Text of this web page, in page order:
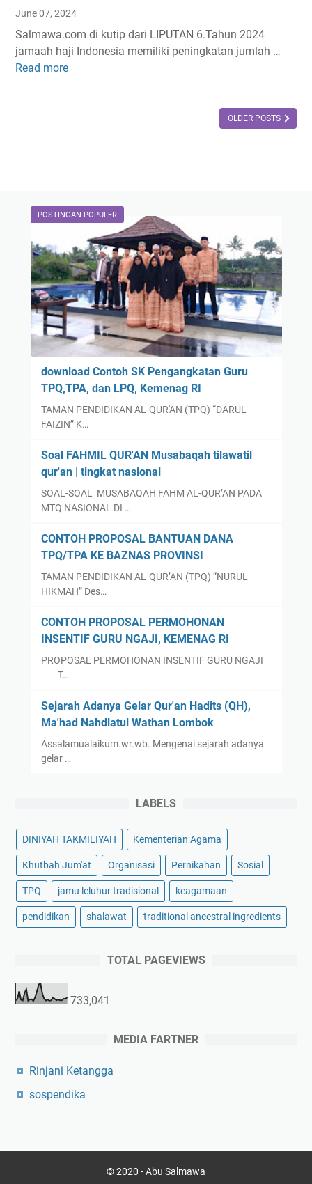
a
m
o
t
i
m
G
e
l
a
R
a
p
a
e
r
j
a
D
I
R
U
June 07, 2024
Salmawa.com di kutip dari LIPUTAN 6.Tahun 2024
jamaah haji Indonesia memiliki peningkatan jumlah …
Read more
A
N
A
M
A
J
A
A
A
H
H
J
I
M
E
I
N
G
G
L
D
U
A
T
2
4
OLDER POSTS
POSTINGAN POPULER
download Contoh SK Pengangkatan Guru
TPQ,TPA, dan LPQ, Kemenag RI
TAMAN PENDIDIKAN AL-QUR'AN (TPQ) “DARUL
FAIZIN” K…
Soal FAHMIL QUR'AN Musabaqah tilawatil
qur'an | tingkat nasional
SOAL-SOAL MUSABAQAH FAHM AL-QUR’AN PADA
MTQ NASIONAL DI …
CONTOH PROPOSAL BANTUAN DANA
TPQ/TPA KE BAZNAS PROVINSI
TAMAN PENDIDIKAN AL-QUR’AN (TPQ) “NURUL
HIKMAH” Des…
CONTOH PROPOSAL PERMOHONAN
INSENTIF GURU NGAJI, KEMENAG RI
PROPOSAL PERMOHONAN INSENTIF GURU NGAJI
T…
Sejarah Adanya Gelar Qur'an Hadits (QH),
Ma'had Nahdlatul Wathan Lombok
Assalamualaikum.wr.wb. Mengenai sejarah adanya
gelar …
LABELS
DINIYAH TAKMILIYAH Kementerian Agama
Khutbah Jum'at Organisasi Pernikahan Sosial
TPQ jamu leluhur tradisional keagamaan
pendidikan shalawat traditional ancestral ingredients
TOTAL PAGEVIEWS
733,041
MEDIA FARTNER
Rinjani Ketangga
sospendika
© 2020 -Abu Salmawa